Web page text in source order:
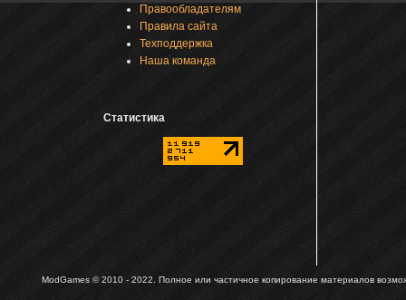
Правообладателям
Правила сайта
Техподдержка
Наша команда
Статистика
ModGames © 2010 - 2022. Полное или частичное копирование материалов